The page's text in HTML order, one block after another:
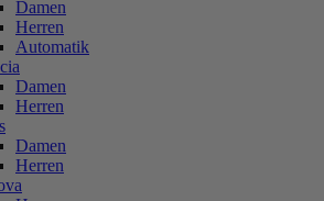
Damen
Herren
Automatik
Damen
Herren
Damen
Herren